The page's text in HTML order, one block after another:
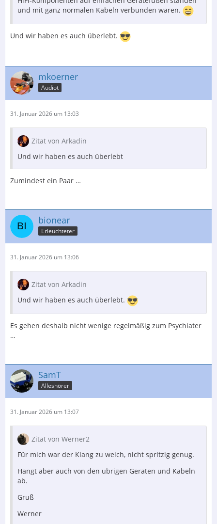
und mit ganz normalen Kabeln verbunden waren.
Und wir haben es auch überlebt.
mkoerner
Audiot
31. Januar 2026 um 13:03
Zitat von Arkadin
Und wir haben es auch überlebt
Zumindest ein Paar …
bionear
Erleuchteter
31. Januar 2026 um 13:06
Zitat von Arkadin
Und wir haben es auch überlebt.
Es gehen deshalb nicht wenige regelmäßig zum Psychiater
…
SamT
Alleshörer
31. Januar 2026 um 13:07
Zitat von Werner2
Für mich war der Klang zu weich, nicht spritzig genug.
Hängt aber auch von den übrigen Geräten und Kabeln
ab.
Gruß
Werner